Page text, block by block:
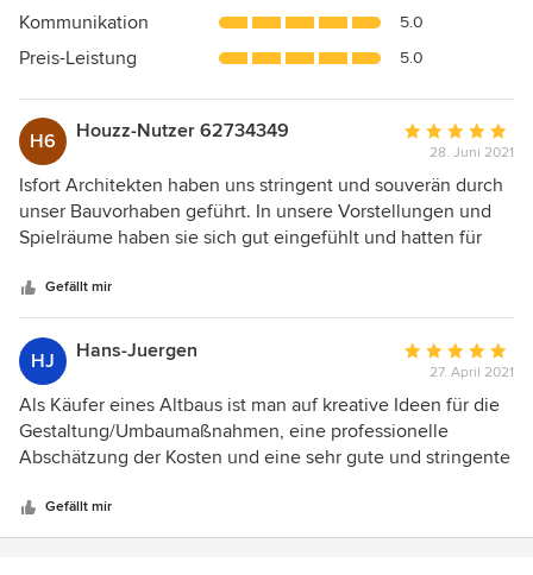
5
Sternen
Kommunikation 5.0
Preis-Leistung 5.0
H6 Houzz-Nutzer 62734349
Bewertung:
5
von
5
28. Juni 2021
Isfort Architekten haben uns stringent und souverän durch
unser Bauvorhaben geführt. In unsere Vorstellungen und
Spielräume haben sie sich gut eingefühlt und hatten für
Lösungen schnell zur Stelle.
Gefällt mir
HJ Hans-Juergen
Bewertung:
5
von
5
27. April 2021
Als Käufer eines Altbaus ist man auf kreative Ideen für die
Gestaltung/Umbaumaßnahmen, eine professionelle
Abschätzung der Kosten und eine sehr gute und stringente
haben Isfort Architekten bei Kauf/Sanierung unseres
Altbaus in 2004 (Fokus Innenausbau) und bei einer
Gefällt mir